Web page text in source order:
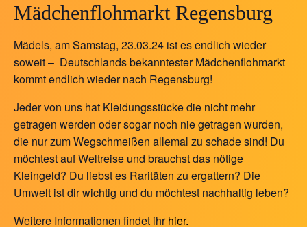
Mädchenflohmarkt Regensburg
Mädels, am Samstag, 23.03.24 ist es endlich wieder
soweit – Deutschlands bekanntester Mädchenflohmarkt
kommt endlich wieder nach Regensburg!
Jeder von uns hat Kleidungsstücke die nicht mehr
getragen werden oder sogar noch nie getragen wurden,
die nur zum Wegschmeißen allemal zu schade sind! Du
möchtest auf Weltreise und brauchst das nötige
Kleingeld? Du liebst es Raritäten zu ergattern? Die
Umwelt ist dir wichtig und du möchtest nachhaltig leben?
Weitere Informationen findet ihrhier.